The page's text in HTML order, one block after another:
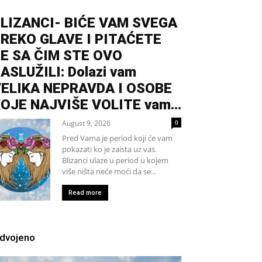
BIĆE VAM SVEGA
GLAVE I PITAĆETE
SA ČIM STE OVO
Dolazi vam
NEPRAVDA I OSOBE
NAJVIŠE VOLITE vam...
August 9, 2026 0
Pred Vama je period koji će vam
pokazati ko je zaista uz vas.
Blizanci ulaze u period u kojem
više ništa neće moći da se...
Read more